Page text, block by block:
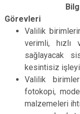
Görevleri
Valilik
verimli, hızlı
sağlayacak
kesintisiz
Valilik
fotokopi,
malzemeleri